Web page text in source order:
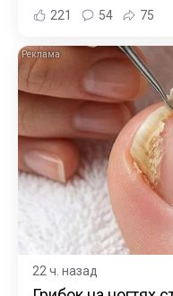
221 54 75
22 ч. назад